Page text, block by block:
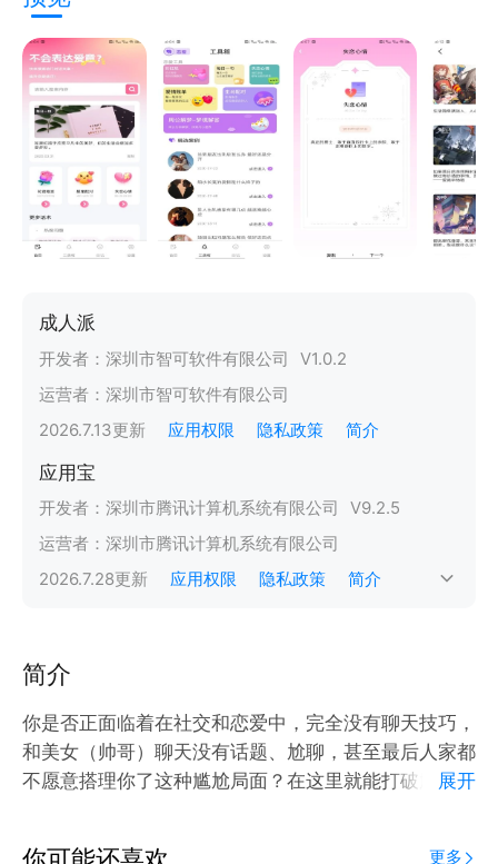
成人派
开发者： 深圳市智可软件有限公司 V1.0.2
运营者： 深圳市智可软件有限公司
2026.7.13更新 应用权限 隐私政策 简介
应用宝
开发者： 深圳市腾讯计算机系统有限公司 V9.2.5
运营者： 深圳市腾讯计算机系统有限公司
2026.7.28更新 应用权限 隐私政策 简介
简介
你是否正面临着在社交和恋爱中，完全没有聊天技巧，
和美女（帅哥）聊天没有话题、尬聊，甚至最后人家都
不愿意搭理你了这种尴尬局面？在这里就能打破尴尬局
展开
你可能还喜欢 更多